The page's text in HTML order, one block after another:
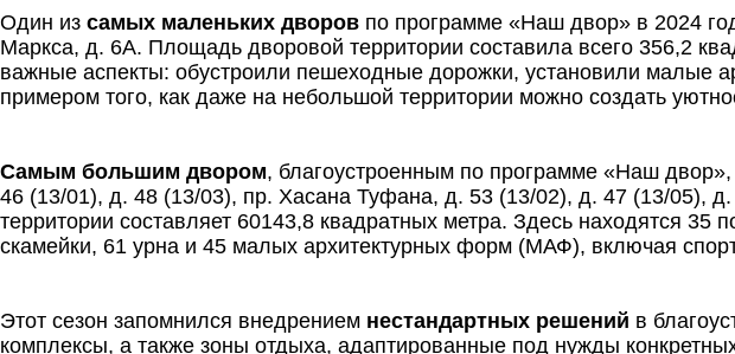
Один из самых маленьких дворов по программе «Наш двор» в 2024
Маркса, д. 6А. Площадь дворовой территории составила всего 356,2
важные аспекты: обустроили пешеходные дорожки, установили малые
примером того, как даже на небольшой территории можно создать
Самым большим двором, благоустроенным по программе «Наш
46 (13/01), д. 48 (13/03), пр. Хасана Туфана, д. 53 (13/02), д. 47 (13/05),
территории составляет 60143,8 квадратных метра. Здесь находятся
скамейки, 61 урна и 45 малых архитектурных форм (МАФ), включая
Этот сезон запомнился внедрением нестандартных решений в
комплексы, а также зоны отдыха, адаптированные под нужды